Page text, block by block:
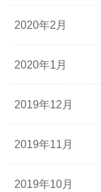
2020年2月
2020年1月
2019年12月
2019年11月
2019年10月